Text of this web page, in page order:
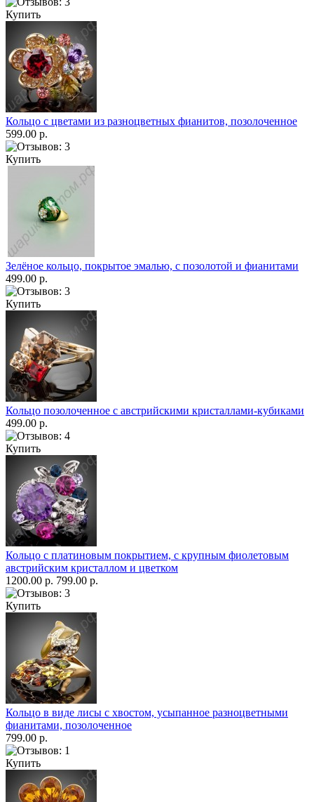
Купить
Кольцо с цветами из разноцветных фианитов, позолоченное
599.00 р.
Купить
Зелёное кольцо, покрытое эмалью, с позолотой и фианитами
499.00 р.
Купить
Кольцо позолоченное с австрийскими кристаллами-кубиками
499.00 р.
Купить
Кольцо с платиновым покрытием, с крупным фиолетовым
австрийским кристаллом и цветком
1200.00 р. 799.00 р.
Купить
Кольцо в виде лисы с хвостом, усыпанное разноцветными
фианитами, позолоченное
799.00 р.
Купить